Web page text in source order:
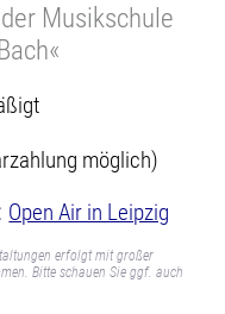
Musikschule
möglich)
Open Air in Leipzig
erfolgt mit großer
Bitte schauen Sie ggf. auch